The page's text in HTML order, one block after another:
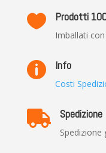
 Prodotti
Imballati
 Info
Costi
 Spedizione